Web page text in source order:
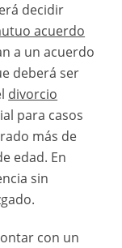
decidir
acuerdo
a un acuerdo
deberá ser
divorcio
para casos
más de
edad. En
sin
con un